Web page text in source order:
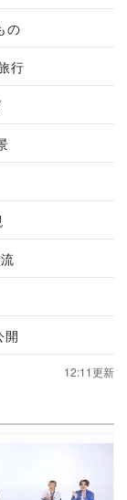
の
行
開
12:11更新